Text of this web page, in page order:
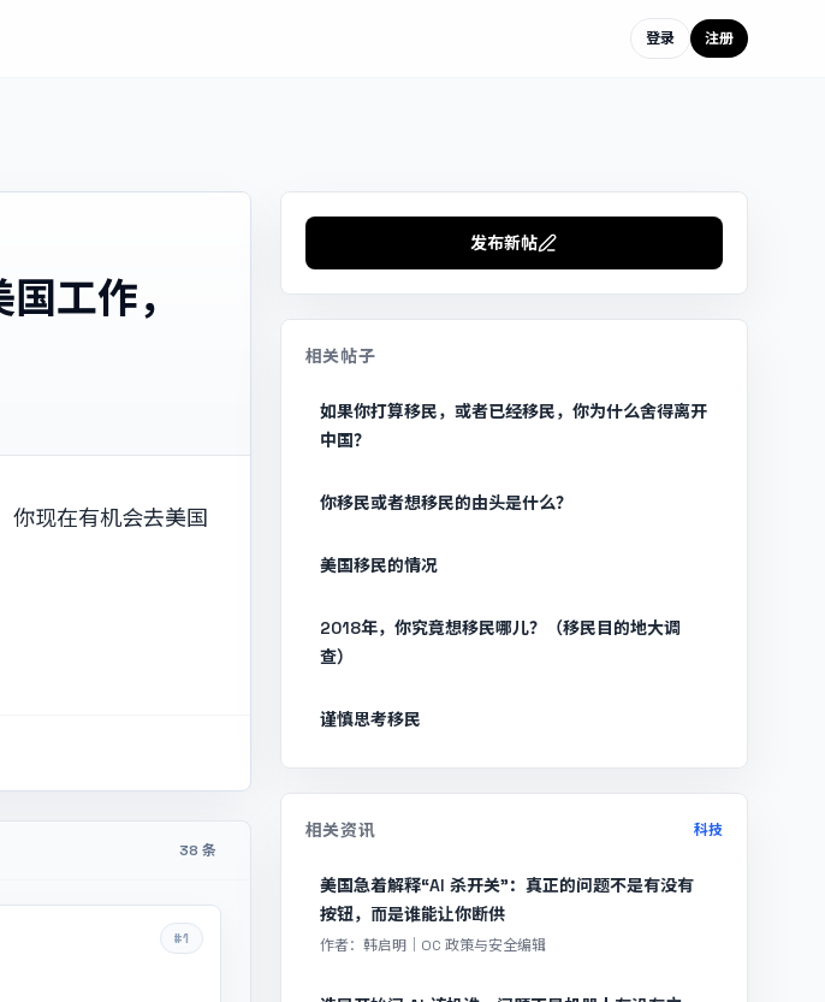
登录 注册
工作，
你现在有机会去美国
38 条
#1
发布新帖
相关帖子
如果你打算移民，或者已经移民，你为什么舍得离开
中国？
你移民或者想移民的由头是什么？
美国移民的情况
2018年，你究竟想移民哪儿？（移民目的地大调
查）
谨慎思考移民
相关资讯 科技
美国急着解释“AI 杀开关”：真正的问题不是有没有
按钮，而是谁能让你断供
作者：韩启明｜OC 政策与安全编辑